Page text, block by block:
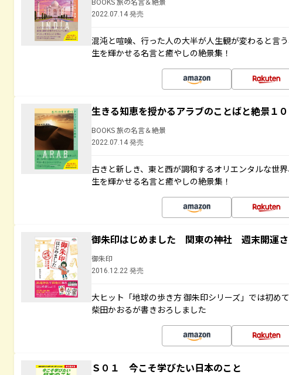
2022.07.14 発売
混沌と喧噪、行った人の大半が人生観が変わると言
生を輝かせる名言と癒やしの絶景集！
生きる知恵を授かるアラブのことばと絶景１
BOOKS 旅の名言＆絶景
2022.07.14 発売
古きと新しき、東と西が調和するオリエンタルな世
生を輝かせる名言と癒やしの絶景集！
御朱印はじめました 関東の神社 週末開運
御朱印
2016.12.22 発売
大ヒット「地球の歩き方 御朱印シリーズ」では初め
柴田かおるが書きおろしました
Ｓ０１ 今こそ学びたい日本のこと